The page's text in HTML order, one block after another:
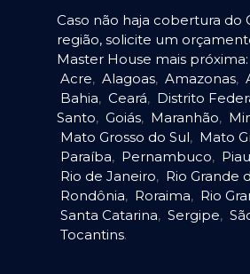
Caso não haja cobertura do
região, solicite um
Master House mais próxima:
Acre, Alagoas, Amazonas,
Bahia, Ceará, Distrito
Santo, Goiás, Maranhão,
Mato Grosso do Sul, Mato
Paraíba, Pernambuco,
Rio de Janeiro, Rio Grande
Rondônia, Roraima, Rio
Santa Catarina, Sergipe,
Tocantins.